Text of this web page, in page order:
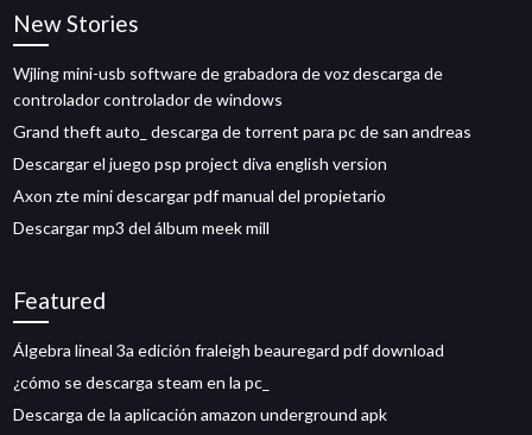
New Stories
Wjling mini-usb software de grabadora de voz descarga de
controlador controlador de windows
Grand theft auto_ descarga de torrent para pc de san andreas
Descargar el juego psp project diva english version
Axon zte mini descargar pdf manual del propietario
Descargar mp3 del álbum meek mill
Featured
Álgebra lineal 3a edición fraleigh beauregard pdf download
¿cómo se descarga steam en la pc_
Descarga de la aplicación amazon underground apk